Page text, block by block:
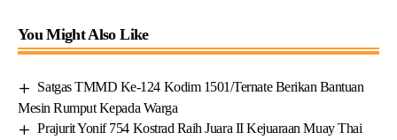
You Might Also Like
Satgas TMMD Ke-124 Kodim 1501/Ternate Berikan Bantuan
Mesin Rumput Kepada Warga
Prajurit Yonif 754 Kostrad Raih Juara II Kejuaraan Muay Thai